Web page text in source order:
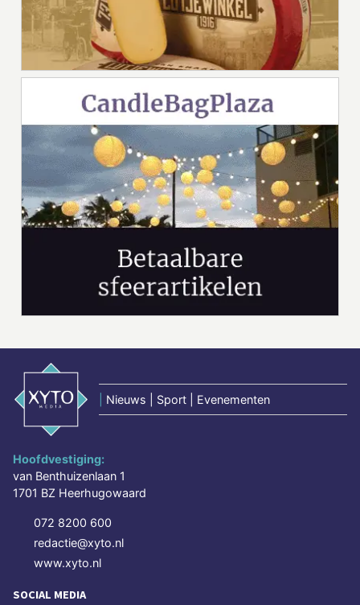
Nieuws | Sport | Evenementen
Hoofdvestiging:
van Benthuizenlaan 1
1701 BZ Heerhugowaard
072 8200 600
redactie@xyto.nl
www.xyto.nl
SOCIAL MEDIA